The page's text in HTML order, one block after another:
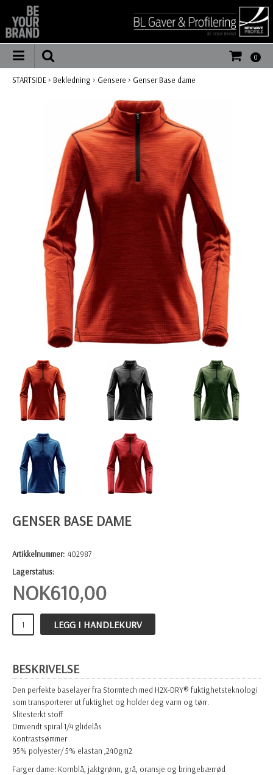
0
STARTSIDE> Bekledning > Gensere > Genser Base dame
GENSER BASE DAME
Artikkelnummer: 402987
Lagerstatus:
NOK610,00
LEGG I HANDLEKURV
BESKRIVELSE
Den perfekte baselayer fra Stormtech med H2X-DRY® fuktighetsteknologi
som transporterer ut fuktighet og holder deg varm og tørr.
Slitesterkt stoff
Omvendt spiral 1/4 glidelås
Kontrastsømmer
95% polyester/ 5% elastan ,240gm2
Farger dame: Kornblå, jaktgrønn, grå, oransje og bringebærrød